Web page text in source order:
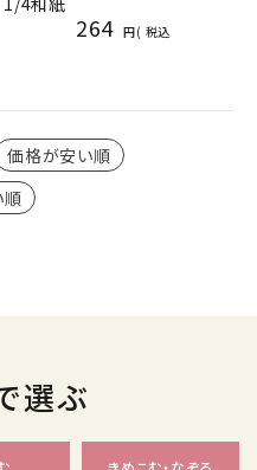
264 税込
価格が安い順
順
選ぶ